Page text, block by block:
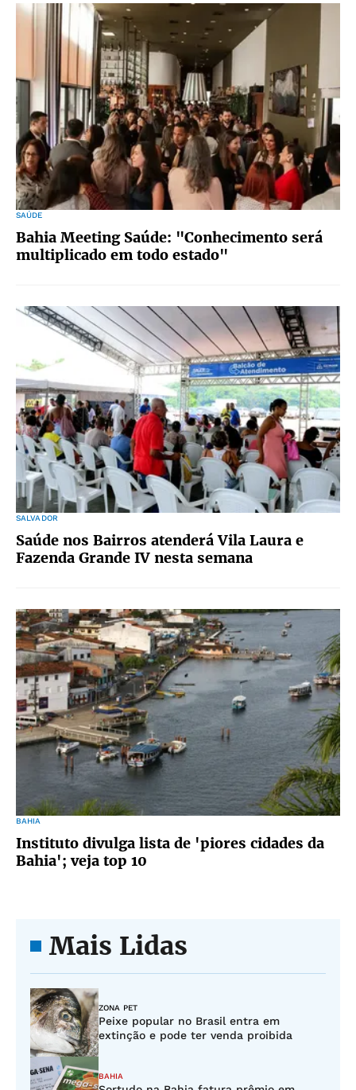
SAÚDE
Bahia Meeting Saúde: "Conhecimento será
multiplicado em todo estado"
SALVADOR
Saúde nos Bairros atenderá Vila Laura e
Fazenda Grande IV nesta semana
BAHIA
Instituto divulga lista de 'piores cidades da
Bahia'; veja top 10
Mais Lidas
ZONA PET
Peixe popular no Brasil entra em
extinção e pode ter venda proibida
BAHIA